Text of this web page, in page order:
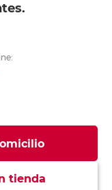
tienda